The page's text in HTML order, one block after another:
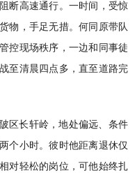
断高速通行。一时间，受惊
物，手足无措。何同原带队
控现场秩序，一边和同事徒
至清晨四点多，直至道路完
区长轩岭，地处偏远、条件
个小时。彼时他距离退休仅
对轻松的岗位，可他始终扎